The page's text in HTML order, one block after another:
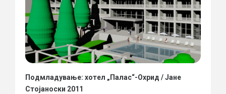
Подмладување: хотел „Палас“-Охрид / Јане
Стојаноски 2011